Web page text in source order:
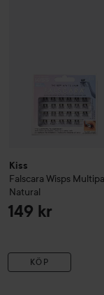
Kiss
Falscara Wisps
Natural
149 kr
KÖP